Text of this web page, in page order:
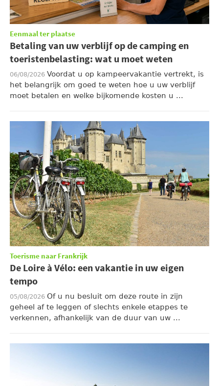
Eenmaal ter plaatse
Betaling van uw verblijf op de camping en
toeristenbelasting: wat u moet weten
06/08/2026 Voordat u op kampeervakantie vertrekt, is
het belangrijk om goed te weten hoe u uw verblijf
moet betalen en welke bijkomende kosten u ...
Toerisme naar Frankrijk
De Loire à Vélo: een vakantie in uw eigen
tempo
05/08/2026 Of u nu besluit om deze route in zijn
geheel af te leggen of slechts enkele etappes te
verkennen, afhankelijk van de duur van uw ...